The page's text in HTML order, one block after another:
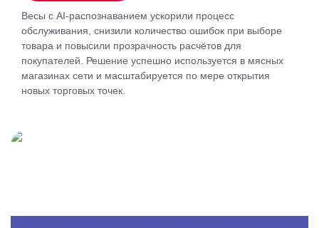
Весы с AI-распознаванием ускорили процесс
обслуживания, снизили количество ошибок при выборе
товара и повысили прозрачность расчётов для
покупателей. Решение успешно используется в мясных
магазинах сети и масштабируется по мере открытия
новых торговых точек.